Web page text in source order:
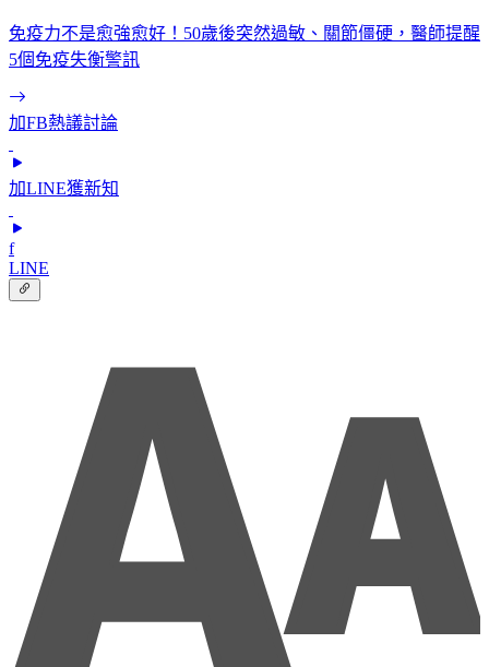
免疫力不是愈強愈好！50歲後突然過敏、關節僵硬，醫師提醒
5個免疫失衡警訊
加FB熱議討論
加LINE獲新知
f
LINE